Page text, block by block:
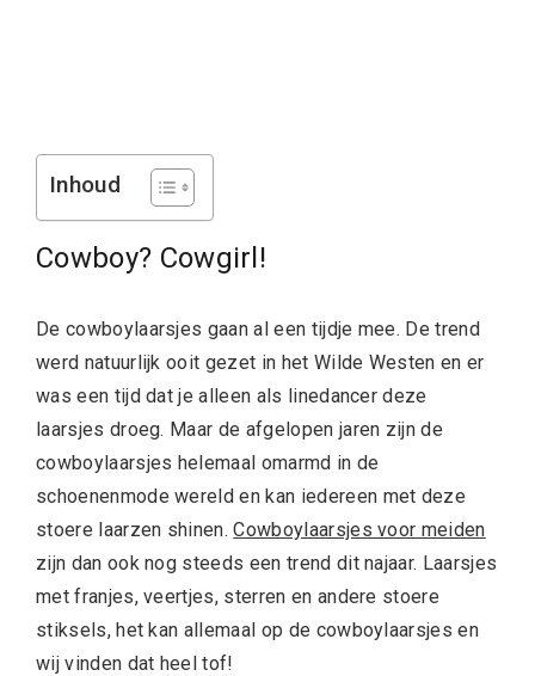
Inhoud
Cowboy? Cowgirl!
De cowboylaarsjes gaan al een tijdje mee. De trend
werd natuurlijk ooit gezet in het Wilde Westen en er
was een tijd dat je alleen als linedancer deze
laarsjes droeg. Maar de afgelopen jaren zijn de
cowboylaarsjes helemaal omarmd in de
schoenenmode wereld en kan iedereen met deze
stoere laarzen shinen.Cowboylaarsjes voor meiden
zijn dan ook nog steeds een trend dit najaar. Laarsjes
met franjes, veertjes, sterren en andere stoere
stiksels, het kan allemaal op de cowboylaarsjes en
wij vinden dat heel tof!